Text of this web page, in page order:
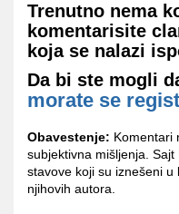
Trenutno nema
komentarisite
koja se nalazi
Da bi ste mogli
morate se
Obavestenje: Komentari
subjektivna mišljenja.
stavove koji su iznešeni
njihovih autora.